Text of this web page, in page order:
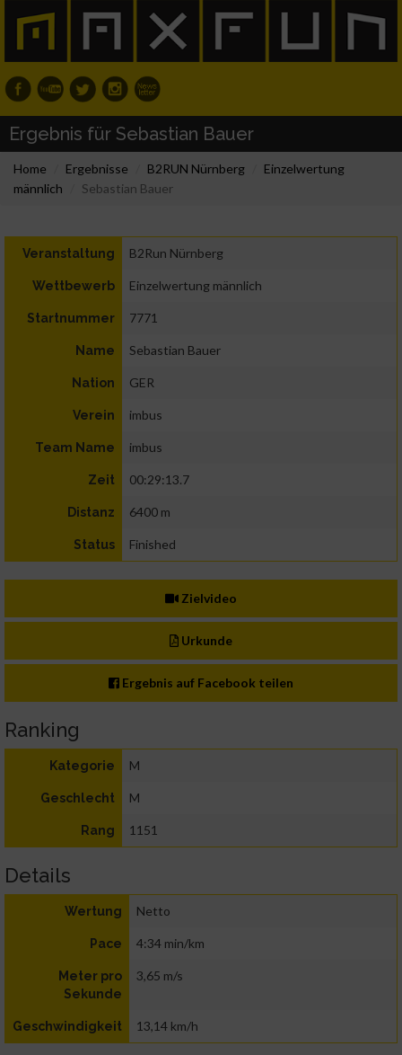
Ergebnis für Sebastian Bauer
Home Ergebnisse B2RUN Nürnberg
Einzelwertung
männlich
Sebastian Bauer
Veranstaltung B2Run Nürnberg
Wettbewerb Einzelwertung männlich
Startnummer 7771
Name Sebastian Bauer
Nation GER
Verein imbus
Team Name imbus
Zeit 00:29:13.7
Distanz 6400 m
Status Finished
Zielvideo
Urkunde
Ergebnis auf Facebook teilen
Ranking
Kategorie M
Geschlecht M
Rang 1151
Details
Wertung Netto
Pace 4:34 min/km
Meter pro
Sekunde
3,65 m/s
Geschwindigkeit 13,14 km/h